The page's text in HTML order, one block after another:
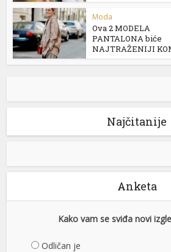
Moda
Ova 2 MODELA
PANTALONA biće
NAJTRAŽENIJI
Najčitanije
Anketa
Kako vam se sviđa novi
Odličan je